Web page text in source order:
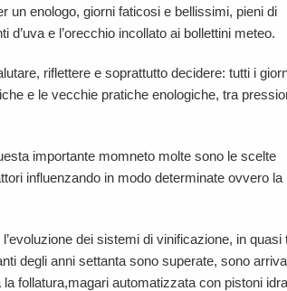
un enologo, giorni faticosi e bellissimi, pieni di
e l’orecchio incollato ai bollettini meteo.
riflettere e soprattutto decidere: tutti i
e le vecchie pratiche enologiche, tra
importante momneto molte sono le scelte
influenzando in modo determinate ovvero la
dei sistemi di vinificazione, in quasi
degli anni settanta sono superate, sono
follatura,magari automatizzata con pistoni